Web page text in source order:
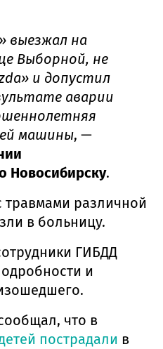
выезжал на
Выборной, не
и допустил
аварии
машины, —
Новосибирску.
травмами различной
в больницу.
ГИБДД
и
что в
пострадали в